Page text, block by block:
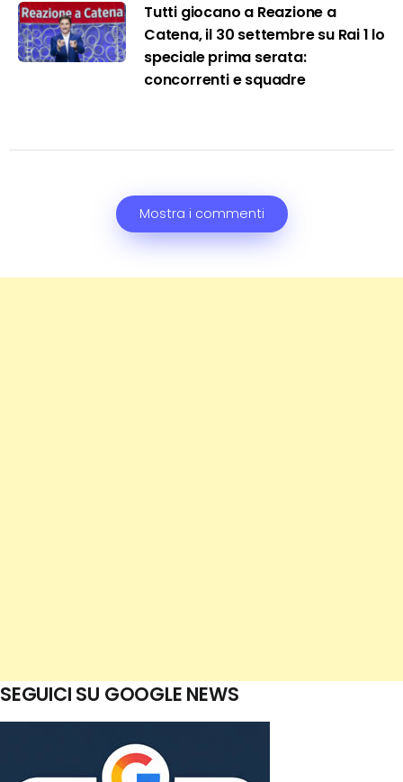
Tutti giocano a Reazione a
Catena, il 30 settembre su Rai 1 lo
speciale prima serata:
concorrenti e squadre
Mostra i commenti
SEGUICI SU GOOGLE NEWS